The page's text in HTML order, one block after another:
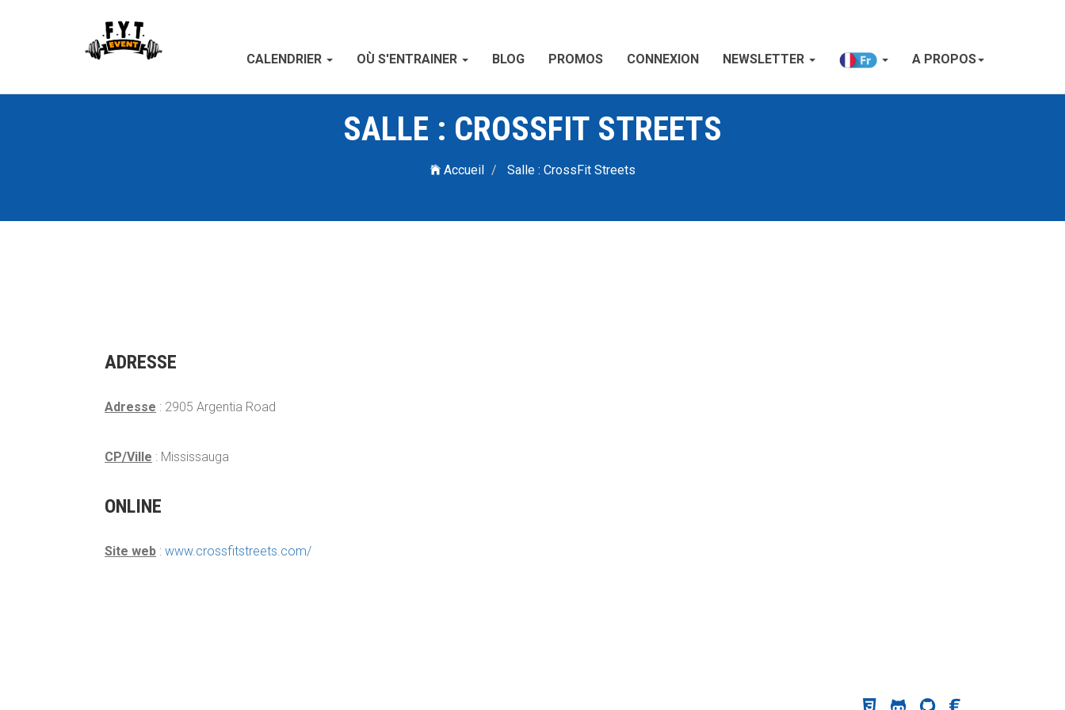
CALENDRIER OÙ S'ENTRAINER BLOG PROMOS CONNEXION NEWSLETTER A PROPOS
SALLE : CROSSFIT STREETS
Accueil Salle : CrossFit Streets
ADRESSE
Adresse : 2905 Argentia Road
CP/Ville : Mississauga
ONLINE
Site web : www.crossfitstreets.com/